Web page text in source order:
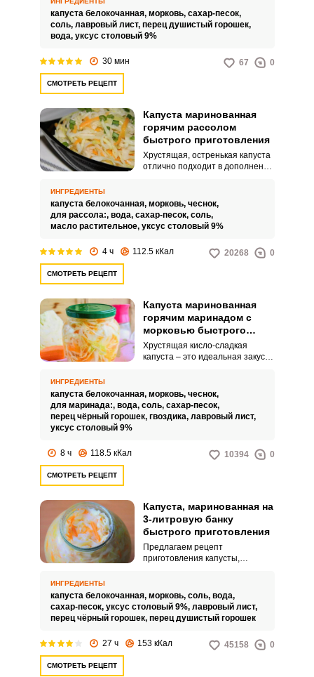
вкусами и ароматами. Капуста в
сочетании с уксусом создает
неповторимый вкус, который
раз, когда вы открываете банку.
капуста белокочанная, морковь, сахар-песок,
соль, лавровый лист, перец душистый горошек,
вода, уксус столовый 9%
30 мин 67 0
СМОТРЕТЬ РЕЦЕПТ
Капуста маринованная
горячим рассолом
быстрого приготовления
Хрустящая, остренькая капуста
отлично подходит в дополнение
занимает минимум времени.
Также такую закуску можно
подавать самостоятельно либо
ИНГРЕДИЕНТЫ
капуста белокочанная, морковь, чеснок,
для рассола:, вода, сахар-песок, соль,
масло растительное, уксус столовый 9%
4 ч 112.5 кКал 20268 0
СМОТРЕТЬ РЕЦЕПТ
Капуста маринованная
горячим маринадом с
морковью быстрого
приготовления
Хрустящая кисло-сладкая
капуста – это идеальная закуска
гарнирам, как картошка
(приготовленная любыми
способами) и гречка. Квашеная
ИНГРЕДИЕНТЫ
капуста белокочанная, морковь, чеснок,
для маринада:, вода, соль, сахар-песок,
перец чёрный горошек, гвоздика, лавровый лист,
уксус столовый 9%
8 ч 118.5 кКал 10394 0
СМОТРЕТЬ РЕЦЕПТ
Капуста, маринованная на
3-литровую банку
быстрого приготовления
Предлагаем рецепт
приготовления капусты,
Для более яркого и
насыщенного вкуса в закуску
добавляем черный перец и
ИНГРЕДИЕНТЫ
капуста белокочанная, морковь, соль, вода,
сахар-песок, уксус столовый 9%, лавровый лист,
перец чёрный горошек, перец душистый горошек
27 ч 153 кКал 45158 0
СМОТРЕТЬ РЕЦЕПТ